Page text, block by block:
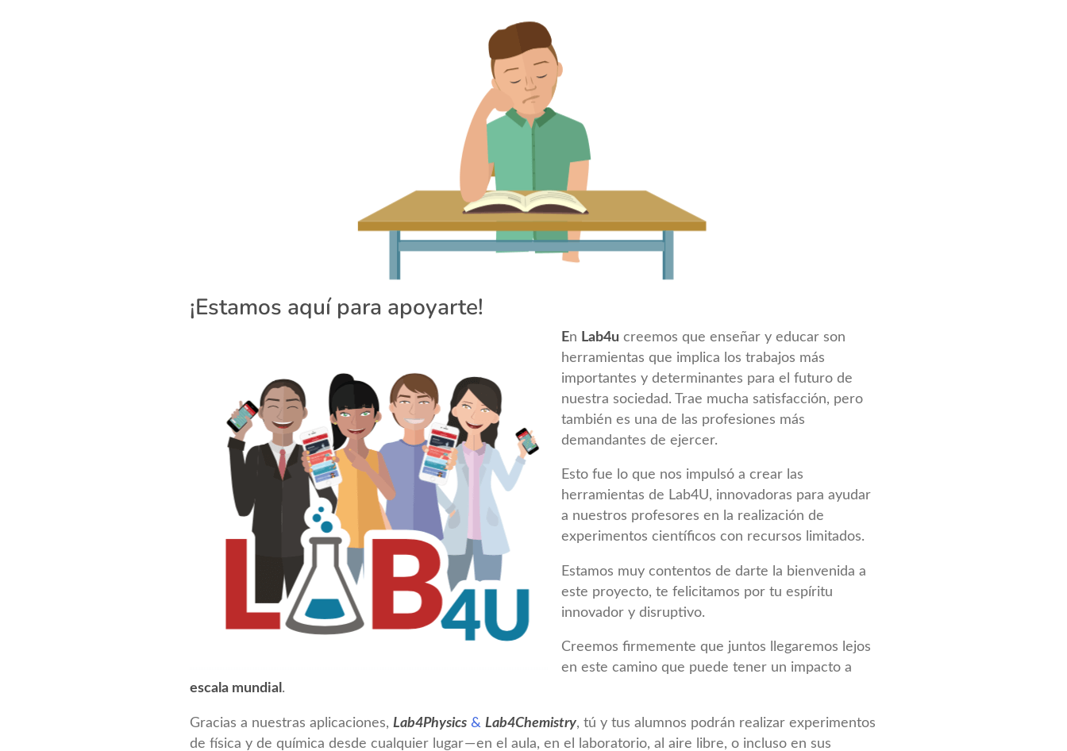
¡Estamos aquí para apoyarte!
En Lab4u creemos que enseñar y educar son
herramientas que implica los trabajos más
importantes y determinantes para el futuro de
nuestra sociedad. Trae mucha satisfacción, pero
también es una de las profesiones más
demandantes de ejercer.
Esto fue lo que nos impulsó a crear las
herramientas de Lab4U, innovadoras para ayudar
a nuestros profesores en la realización de
experimentos científicos con recursos limitados.
Estamos muy contentos de darte la bienvenida a
este proyecto, te felicitamos por tu espíritu
innovador y disruptivo.
Creemos firmemente que juntos llegaremos lejos
en este camino que puede tener un impacto a
escala mundial .
Gracias a nuestras aplicaciones, Lab4Physics & Lab4Chemistry, tú y tus alumnos podrán realizar experimentos
de física y de química desde cualquier lugar — en el aula, en el laboratorio, al aire libre, o incluso en sus